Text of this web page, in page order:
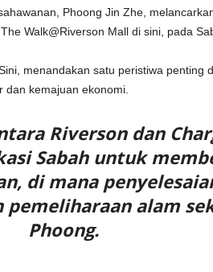
Phoong Jin Zhe,
Walk@Riverson Mall di sini, pada
menandakan satu peristiwa penting
kemajuan ekonomi.
Riverson dan
Sabah untuk
di mana
pemeliharaan alam
Phoong.